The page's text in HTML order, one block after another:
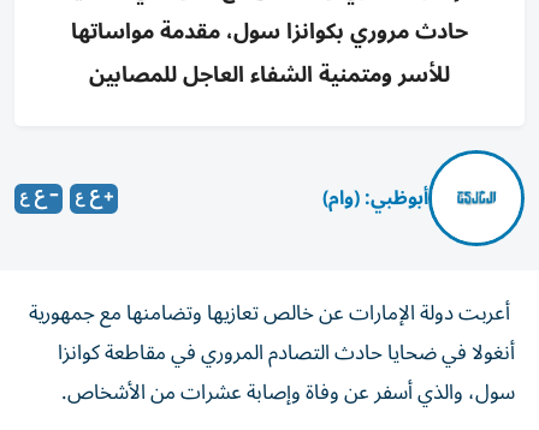
حادث مروري بكوانزا سول، مقدمة مواساتها
للأسر ومتمنية الشفاء العاجل للمصابين
أبوظبي: (وام)
أعربت دولة الإمارات عن خالص تعازيها وتضامنها مع جمهورية
أنغولا في ضحايا حادث التصادم المروري في مقاطعة كوانزا
سول، والذي أسفر عن وفاة وإصابة عشرات من الأشخاص.